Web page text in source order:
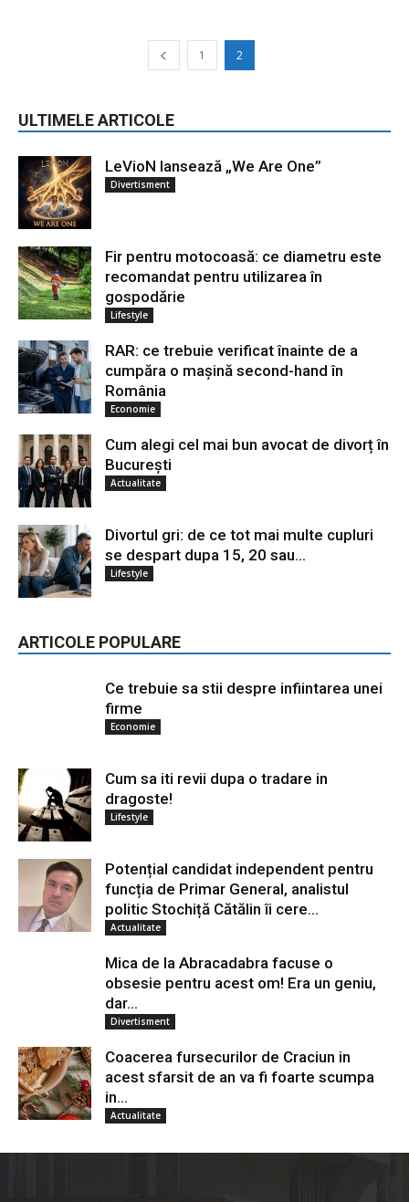
1 2
ULTIMELE ARTICOLE
LeVioN lansează „We Are One”
Divertisment
Fir pentru motocoasă: ce diametru este
recomandat pentru utilizarea în
gospodărie
Lifestyle
RAR: ce trebuie verificat înainte de a
cumpăra o mașină second-hand în
România
Economie
Cum alegi cel mai bun avocat de divorț în
București
Actualitate
Divortul gri: de ce tot mai multe cupluri
se despart dupa 15, 20 sau...
Lifestyle
ARTICOLE POPULARE
Ce trebuie sa stii despre infiintarea unei
firme
Economie
Cum sa iti revii dupa o tradare in
dragoste!
Lifestyle
Potențial candidat independent pentru
funcția de Primar General, analistul
politic Stochiță Cătălin îi cere...
Actualitate
Mica de la Abracadabra facuse o
obsesie pentru acest om! Era un geniu,
dar...
Divertisment
Coacerea fursecurilor de Craciun in
acest sfarsit de an va fi foarte scumpa
in...
Actualitate